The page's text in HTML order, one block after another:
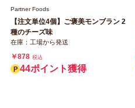
Partner Foods
【注文単位4個】ご褒美モンブラン 2
種のチーズ味
在庫：工場から発送
￥878 税込
44ポイント獲得